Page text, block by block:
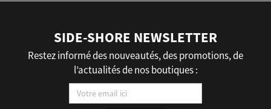
SIDE-SHORE NEWSLETTER
Restez informé des nouveautés, des promotions, de
l’actualités de nos boutiques :